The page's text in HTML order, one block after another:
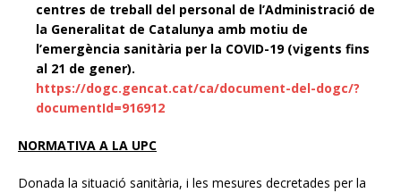
centres de treball del personal de l’Administració de
la Generalitat de Catalunya amb motiu de
l’emergència sanitària per la COVID-19 (vigents fins
al 21 de gener).
https://dogc.gencat.cat/ca/document-del-dogc/?
documentId=916912
NORMATIVA A LA UPC
Donada la situació sanitària, i les mesures decretades per la